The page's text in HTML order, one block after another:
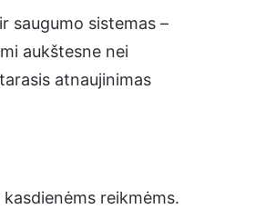
saugumo sistemas –
aukštesne nei
atnaujinimas
reikmėms.